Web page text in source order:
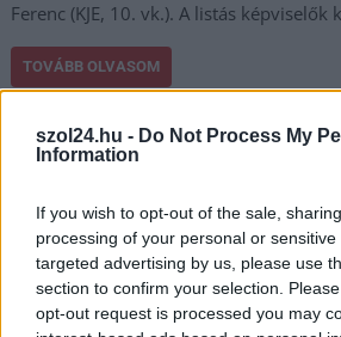
szol24.hu - Do Not Process My
Information
If you wish to opt-out of the sale,
processing of your personal or
targeted advertising by us, please use
section to confirm your selection.
opt-out request is processed you may
Ferenc (KJE, 10. vk.). A listás képviselők
TOVÁBB OLVASOM
választás
Megvan, ki kapja Márki-Zay
a parlamentben
2022.04.23. Nagy László